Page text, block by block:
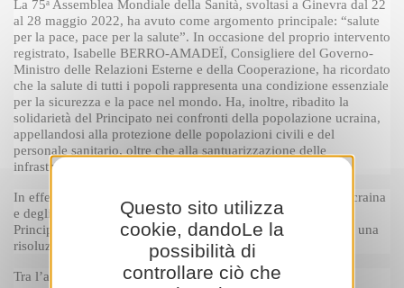
La 75a Assemblea Mondiale della Sanità, svoltasi a Ginevra dal 22
al 28 maggio 2022, ha avuto come argomento principale: “salute
per la pace, pace per la salute”. In occasione del proprio intervento
registrato, Isabelle BERRO-AMADEÏ, Consigliere del Governo-
Ministro delle Relazioni Esterne e della Cooperazione, ha ricordato
che la salute di tutti i popoli rappresenta una condizione essenziale
per la sicurezza e la pace nel mondo. Ha, inoltre, ribadito la
solidarietà del Principato nei confronti della popolazione ucraina,
appellandosi alla protezione delle popolazioni civili e del
personale sanitario, oltre che alla santuarizzazione delle
infrastrutture civili e sanitarie.
In effetti, a causa dei drammatici eventi, la situazione dell’Ucraina
e degli altri Paesi confinanti è stata al centro dei dibattiti. Il
Principato, affiancato da oltre 50 Paesi membri, ha sostenuto una
risoluzione presentata dall’Ucraina stessa.
Tra l’altro, il Principato di Monaco ha preso parte ai dibattiti
Questo sito utilizza
cookie, dandoLe la
possibilità di
controllare ciò che